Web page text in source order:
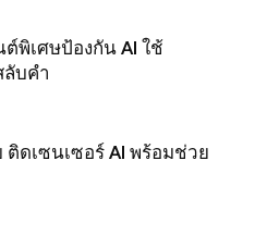
พิเศษป้องกัน AI ใช้
ลับคำ
ดเซนเซอร์ AI พร้อมช่วย